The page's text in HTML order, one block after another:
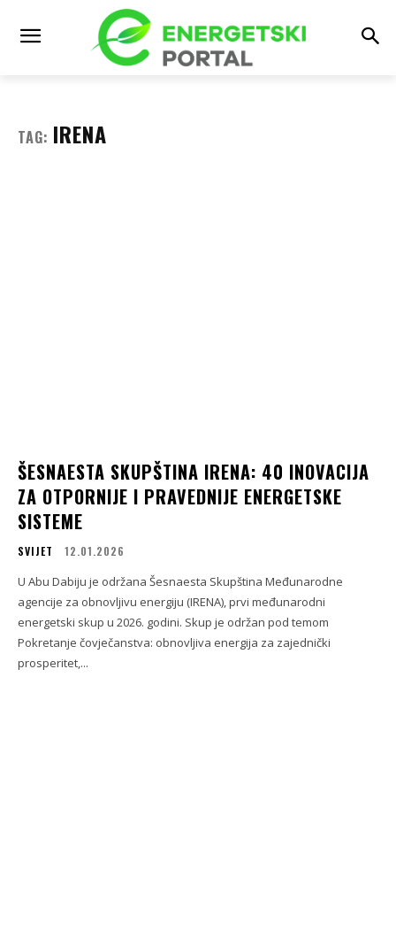
TAG: IRENA
ŠESNAESTA SKUPŠTINA IRENA: 40 INOVACIJA
ZA OTPORNIJE I PRAVEDNIJE ENERGETSKE
SISTEME
SVIJET 12.01.2026
U Abu Dabiju je održana Šesnaesta Skupština Međunarodne
agencije za obnovljivu energiju (IRENA), prvi međunarodni
energetski skup u 2026. godini. Skup je održan pod temom
Pokretanje čovječanstva: obnovljiva energija za zajednički
prosperitet,...